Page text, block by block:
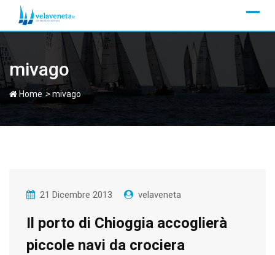
mivago
Home >mivago
21 Dicembre 2013 velaveneta
Il porto di Chioggia accoglierà
piccole navi da crociera